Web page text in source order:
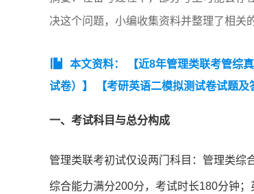
决这个问题，小编收集资料并整理了相关
本文资料： 【近8年管理类联考管综
试卷）】
【考研英语二模拟测试卷试题及
一、考试科目与总分构成
管理类联考初试仅设两门科目：管理类综
综合能力满分200分，考试时长180分钟